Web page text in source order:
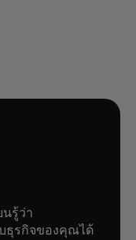
นรู้ว่า
ธุรกิจของคุณได้